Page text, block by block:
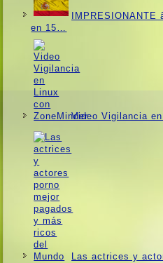
IMPRESIONANTE
en 15…
Video Vigilancia
Las actrices y